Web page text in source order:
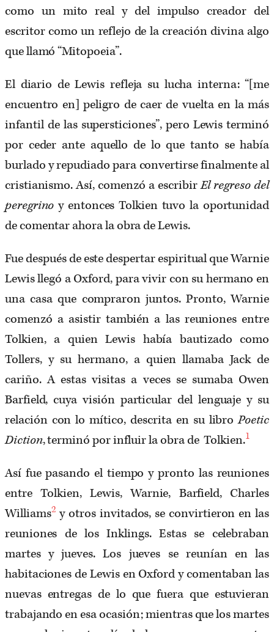
como un mito real y del impulso creador del
escritor como un reflejo de la creación divina algo
que llamó “Mitopoeia”.
El diario de Lewis refleja su lucha interna: “[me
encuentro en] peligro de caer de vuelta en la más
infantil de las supersticiones”, pero Lewis terminó
por ceder ante aquello de lo que tanto se había
burlado y repudiado para convertirse finalmente al
cristianismo. Así, comenzó a escribirEl regreso del
peregrino y entonces Tolkien tuvo la oportunidad
de comentar ahora la obra de Lewis.
Fue después de este despertar espiritual que Warnie
Lewis llegó a Oxford, para vivir con su hermano en
una casa que compraron juntos. Pronto, Warnie
comenzó a asistir también a las reuniones entre
Tolkien, a quien Lewis había bautizado como
Tollers, y su hermano, a quien llamaba Jack de
cariño. A estas visitas a veces se sumaba Owen
Barfield, cuya visión particular del lenguaje y su
relación con lo mítico, descrita en su libroPoetic
Diction, terminó por influir la obra de Tolkien.1
Así fue pasando el tiempo y pronto las reuniones
entre Tolkien, Lewis, Warnie, Barfield, Charles
Williams2 y otros invitados, se convirtieron en las
reuniones de los Inklings. Estas se celebraban
martes y jueves. Los jueves se reunían en las
habitaciones de Lewis en Oxford y comentaban las
nuevas entregas de lo que fuera que estuvieran
trabajando en esa ocasión; mientras que los martes